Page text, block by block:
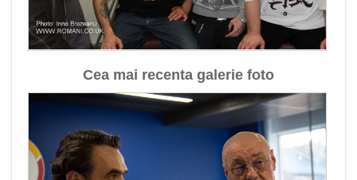
Cea mai recenta galerie foto